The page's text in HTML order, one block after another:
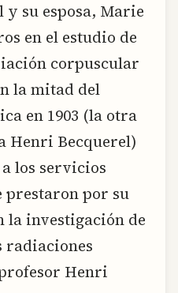
su esposa, Marie
en el estudio de
corpuscular
la mitad del
en 1903 (la otra
Henri Becquerel)
los servicios
por su
la investigación de
radiaciones
Henri